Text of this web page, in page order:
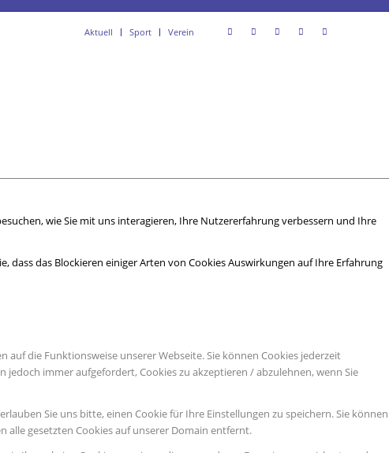
Aktuell Sport Verein
wie Sie mit uns interagieren, Ihre Nutzererfahrung verbessern und Ihre
dass das Blockieren einiger Arten von Cookies Auswirkungen auf Ihre Erfahrung
die Funktionsweise unserer Webseite. Sie können Cookies jederzeit
jedoch immer aufgefordert, Cookies zu akzeptieren / abzulehnen, wenn Sie
Sie uns bitte, einen Cookie für Ihre Einstellungen zu speichern. Sie können
alle gesetzten Cookies auf unserer Domain entfernt.